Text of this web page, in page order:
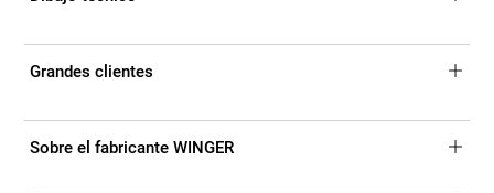
Grandes clientes
Sobre el fabricante WINGER